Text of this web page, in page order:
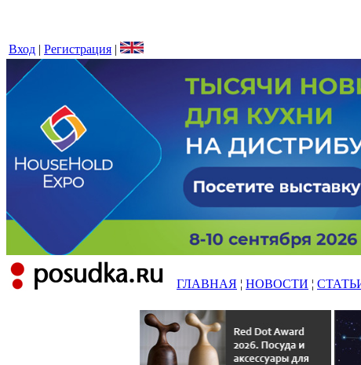
Вход | Регистрация |
ГЛАВНАЯ ¦ НОВОСТИ ¦